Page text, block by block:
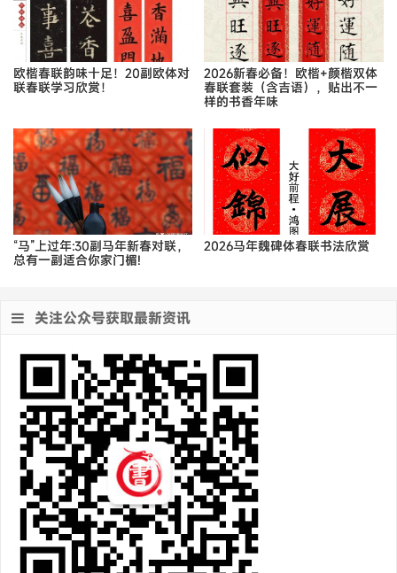
欧楷春联韵味十足！20副欧体对
联春联学习欣赏！
2026新春必备！欧楷+颜楷双体
春联套装（含吉语），贴出不一
样的书香年味
“马”上过年:30副马年新春对联，
总有一副适合你家门楣!
2026马年魏碑体春联书法欣赏
关注公众号获取最新资讯